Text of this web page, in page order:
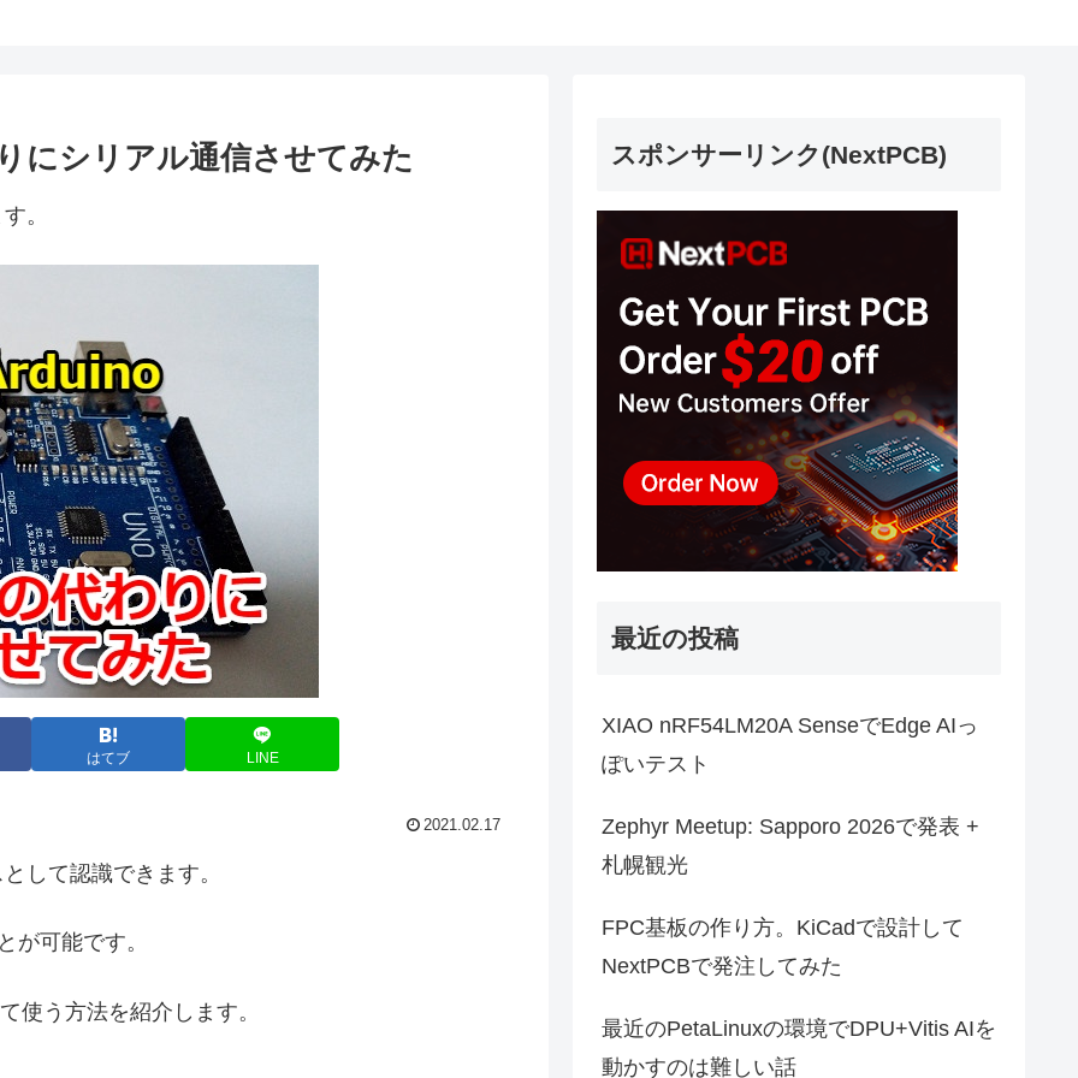
にシリアル通信させてみた
。
はてブ LINE
2021.02.17
して認識できます。
が可能です。
使う方法を紹介します。
スポンサーリンク(NextPCB)
最近の投稿
XIAO nRF54LM20A SenseでEdge AIっ
ぽいテスト
Zephyr Meetup: Sapporo 2026で発表 +
札幌観光
FPC基板の作り方。KiCadで設計して
NextPCBで発注してみた
最近のPetaLinuxの環境でDPU+Vitis AIを
動かすのは難しい話